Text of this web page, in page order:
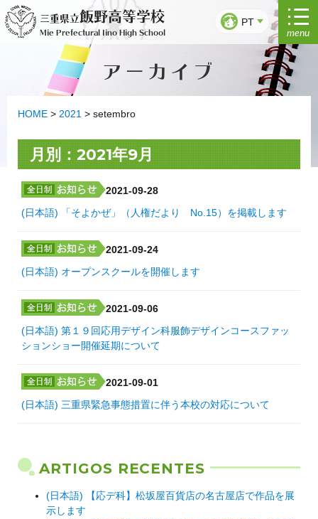
Saltar
para
三重県立飯野高等学校
Mie Prefectural Iino High School
PT
menu
アーカイブ
HOME > 2021 > setembro
月別：2021年9月
2021-09-28
(日本語) 「そよかぜ」（人権だより No.15）を掲載します
2021-09-24
(日本語) オープンスクールを開催します
2021-09-06
(日本語) 第１９回応用デザイン科服飾デザインコースファッ
ションショー開催延期について
2021-09-01
(日本語) 三重県緊急事態措置に伴う本校の対応について
ARTIGOS RECENTES
(日本語) 【応デ科】松坂屋百貨店の名古屋店で作品を展
示します